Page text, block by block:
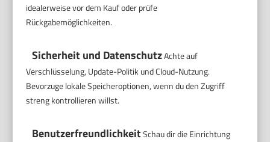
idealerweise vor dem Kauf oder prüfe
Rückgabemöglichkeiten.
Sicherheit und DatenschutzAchte auf
Verschlüsselung, Update-Politik und Cloud-Nutzung.
Bevorzuge lokale Speicheroptionen, wenn du den Zugriff
streng kontrollieren willst.
BenutzerfreundlichkeitSchau dir die Einrichtung